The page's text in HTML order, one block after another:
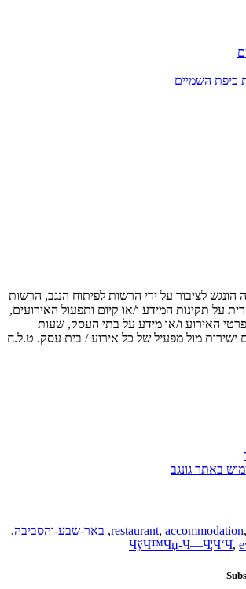
כיפת השמיים
הונגש לציבור על ידי הרשות לפיתוח הנגב, הרשות
על תקינות המידע ו/או קיום ותפעול האירועים,
האירוע ו/או מידע על בתי העסק, שעות
ישירות מול מפעיל של כל אירוע / בית עסק. ט.ל.ח
באתר גונגב
restaurant, accommodation,
, באר-שבע-והסביבה,
ЧўЧ™Чџ-Ч—Ч¦Ч‘Ч,